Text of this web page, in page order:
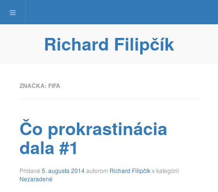
Toggle navigation
Richard Filipčík
ZNAČKA: FIFA
Čo prokrastinácia
dala #1
Pridané 5. augusta 20149.autorom Richard Filipčíkv kategórii
Nezaradené